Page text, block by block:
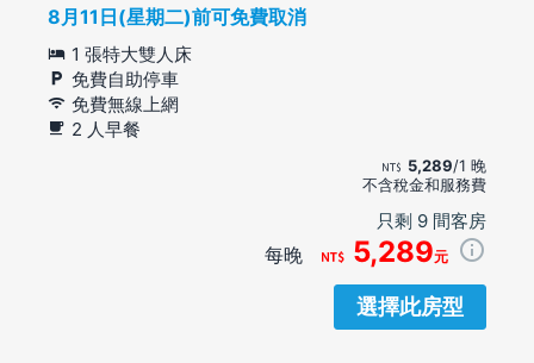
8月11日(星期二)前可免費取消
1 張特大雙人床
免費自助停車
免費無線上網
2 人早餐
5,289/1 晚
不含稅金和服務費
只剩 9 間客房
每晚 5,289元
選擇此房型